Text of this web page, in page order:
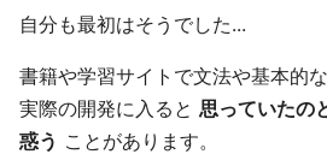
自分も最初はそうでした...
書籍や学習サイトで文法や基本的
実際の開発に入ると 思っていたの
惑う ことがあります。